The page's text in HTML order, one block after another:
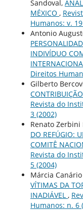
Sandoval,
MÉXICO ,
Humanos: v.
Antonio
INDIVÍDUO
Direitos
Gilberto
Revista do
3 (2002)
Renato Zerbini
DO REFÚGIO:
COMITÊ
Revista do
5 (2004)
Márcia
VÍTIMAS DA
INADIÁVEL ,
Humanos: n. 6